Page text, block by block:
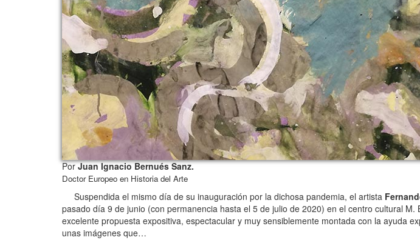
PorJuan Ignacio Bernués Sanz.
Doctor Europeo en Historia del Arte
Suspendida el mismo día de su inauguración por la dichosa pandemia, el artista
pasado día 9 de junio (con permanencia hasta el 5 de julio de 2020) en el centro cultural M.
excelente propuesta expositiva, espectacular y muy sensiblemente montada con la ayuda
unas imágenes que…